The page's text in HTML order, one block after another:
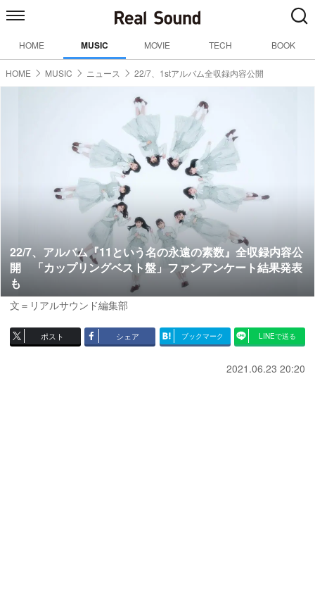
HOME MUSIC MOVIE TECH BOOK
HOME MUSIC ニュース 22/7、1stアルバム全収録内容公開
22/7、アルバム『11という名の永遠の素数』全収録内容公
開 「カップリングベスト盤」ファンアンケート結果発表
も
文＝リアルサウンド編集部
ポスト シェア ブックマーク LINEで送る
2021.06.23 20:20